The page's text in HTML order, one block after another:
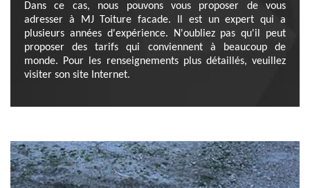
Dans ce cas, nous pouvons vous proposer de vous
adresser à MJ Toiture facade. Il est un expert qui a
plusieurs années d'expérience. N'oubliez pas qu'il peut
proposer des tarifs qui conviennent à beaucoup de
monde. Pour les renseignements plus détaillés, veuillez
visiter son site Internet.